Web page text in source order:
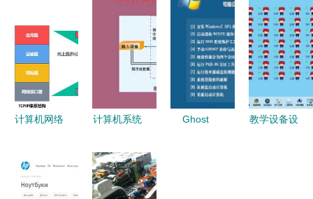
数字安全新
防线
进”20年
销售系统的
开发与设计
与计算机系
统服务研究
计算机网络
计算机系统
服务的协同
计算机系统
理ppt课件
全面解析计
Ghost
教学设备设